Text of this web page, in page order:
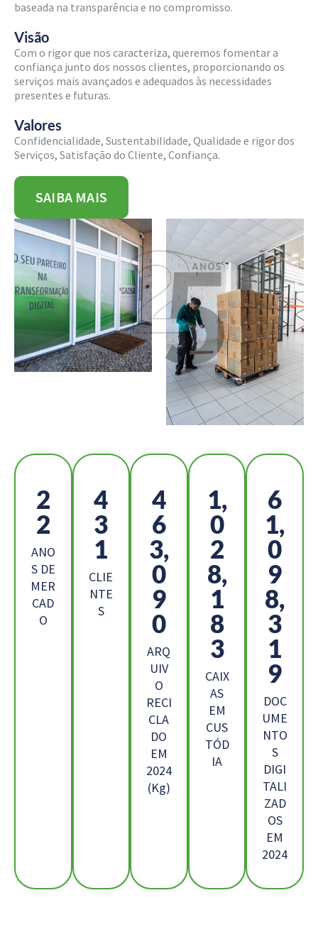
baseada na transparência e no compromisso.
Visão
Com o rigor que nos caracteriza, queremos fomentar a
confiança junto dos nossos clientes, proporcionando os
serviços mais avançados e adequados às necessidades
presentes e futuras.
Valores
Confidencialidade, Sustentabilidade, Qualidade e rigor dos
Serviços, Satisfação do Cliente, Confiança.
SAIBA MAIS
2
5
ANO
S DE
MER
CAD
O
4
8
6
CLIE
NTE
S
5
2
2,
8
4
2
ARQ
UIV
O
RECI
CLA
DO
EM
2024
(Kg)
1,
1
6
0,
8
4
9
CAIX
AS
EM
CUS
TÓD
IA
6
8,
9
8
1,
8
2
8
DOC
UME
NTO
S
DIGI
TALI
ZAD
OS
EM
2024